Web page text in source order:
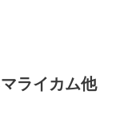
ライカム他